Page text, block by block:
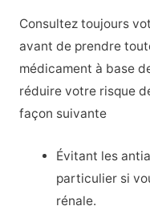
Consultez toujours
avant de prendre
médicament à base
réduire votre risque
façon suivante
Évitant les
particulier si
rénale.